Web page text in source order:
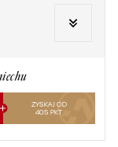
ZYSKAJ OD
405 PKT